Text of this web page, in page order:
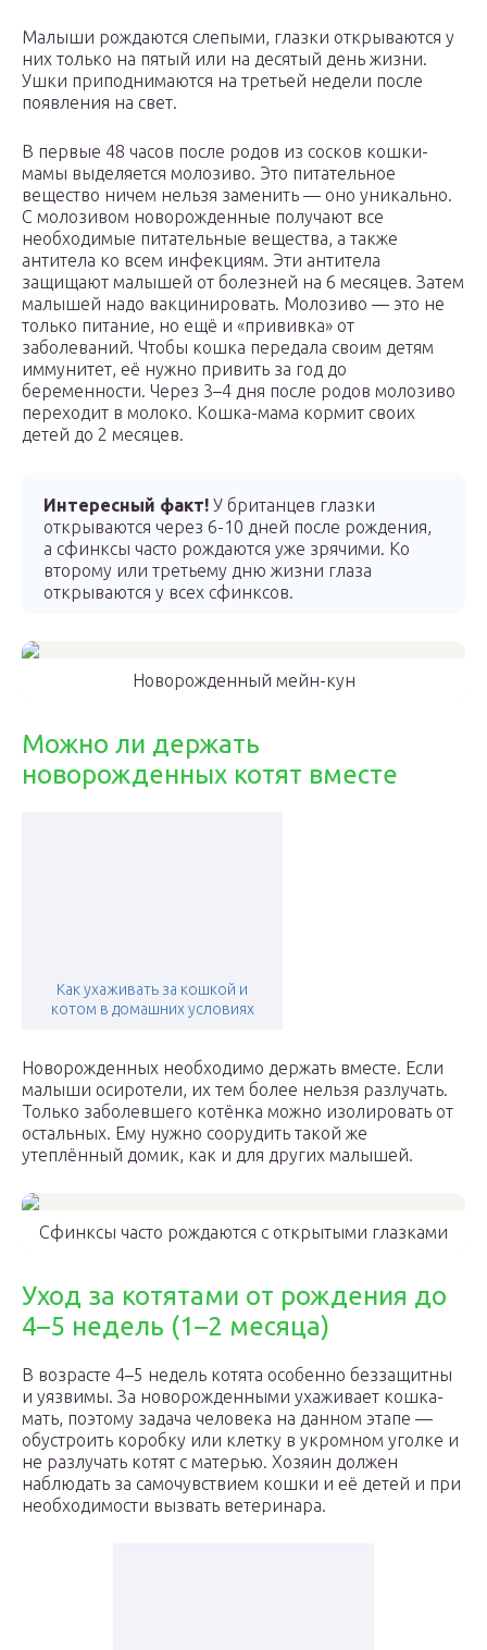
Малыши рождаются слепыми, глазки открываются у
них только на пятый или на десятый день жизни.
Ушки приподнимаются на третьей недели после
появления на свет.
В первые 48 часов после родов из сосков кошки-
мамы выделяется молозиво. Это питательное
вещество ничем нельзя заменить — оно уникально.
С молозивом новорожденные получают все
необходимые питательные вещества, а также
антитела ко всем инфекциям. Эти антитела
защищают малышей от болезней на 6 месяцев. Затем
малышей надо вакцинировать. Молозиво — это не
только питание, но ещё и «прививка» от
заболеваний. Чтобы кошка передала своим детям
иммунитет, её нужно привить за год до
беременности. Через 3–4 дня после родов молозиво
переходит в молоко. Кошка-мама кормит своих
детей до 2 месяцев.
Интересный факт! У британцев глазки
открываются через 6-10 дней после рождения,
а сфинксы часто рождаются уже зрячими. Ко
второму или третьему дню жизни глаза
открываются у всех сфинксов.
Новорожденный мейн-кун
Можно ли держать
новорожденных котят вместе
Как ухаживать за кошкой и
котом в домашних условиях
Новорожденных необходимо держать вместе. Если
малыши осиротели, их тем более нельзя разлучать.
Только заболевшего котёнка можно изолировать от
остальных. Ему нужно соорудить такой же
утеплённый домик, как и для других малышей.
Сфинксы часто рождаются с открытыми глазками
Уход за котятами от рождения до
4–5 недель (1–2 месяца)
В возрасте 4–5 недель котята особенно беззащитны
и уязвимы. За новорожденными ухаживает кошка-
мать, поэтому задача человека на данном этапе —
обустроить коробку или клетку в укромном уголке и
не разлучать котят с матерью. Хозяин должен
наблюдать за самочувствием кошки и её детей и при
необходимости вызвать ветеринара.